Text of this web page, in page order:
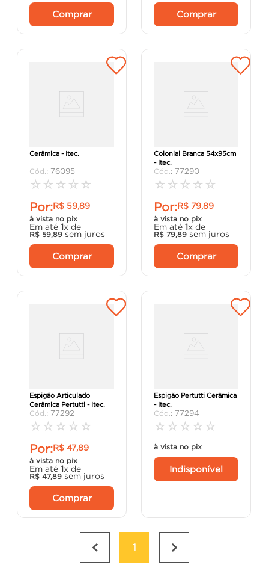
Comprar Comprar
Cerâmica - Itec.
: 76095
☆ ☆ ☆ ☆ ☆
Por:R$ 59,89
à vista no pix
Em até 1x de
R$ 59,89 sem juros
Comprar
Colonial Branca 54x95cm
- Itec.
: 77290
☆ ☆ ☆ ☆ ☆
Por:R$ 79,89
à vista no pix
Em até 1x de
R$ 79,89 sem juros
Comprar
Espigão Articulado
Cerâmica Pertutti - Itec.
: 77292
☆ ☆ ☆ ☆ ☆
Por:R$ 47,89
à vista no pix
Em até 1x de
R$ 47,89 sem juros
Comprar
Espigão Pertutti Cerâmica
- Itec.
: 77294
☆ ☆ ☆ ☆ ☆
à vista no pix
Indisponível
1